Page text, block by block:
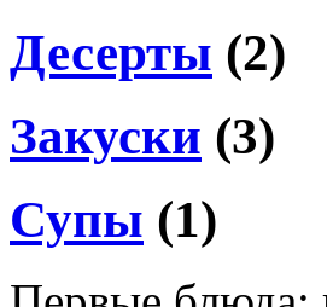
Десерты (2)
Закуски (3)
Супы (1)